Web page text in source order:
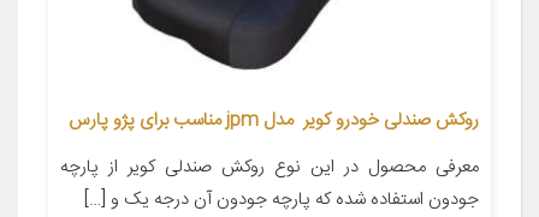
روکش صندلی خودرو کویر مدل jpm مناسب برای پژو پارس
معرفی محصول در این نوع روکش صندلی کویر از پارچه
جودون استفاده شده که پارچه جودون آن درجه یک و […]